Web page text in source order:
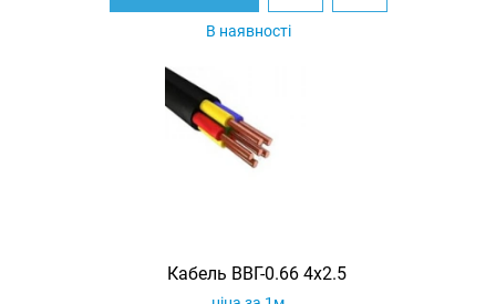
В наявності
Кабель ВВГ-0.66 4х2.5